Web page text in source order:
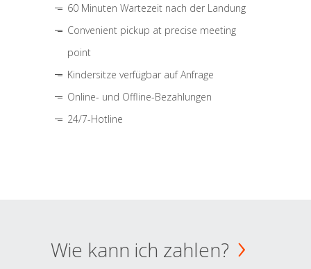
60 Minuten Wartezeit nach der Landung
Convenient pickup at precise meeting
point
Kindersitze verfügbar auf Anfrage
Online- und Offline-Bezahlungen
24/7-Hotline
Wie kann ich zahlen?